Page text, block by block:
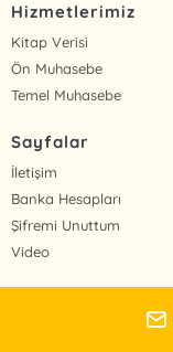
Hizmetlerimiz
Kitap Verisi
Ön Muhasebe
Temel Muhasebe
Sayfalar
İletişim
Banka Hesapları
Şifremi Unuttum
Video